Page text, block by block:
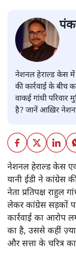
नेशनल हेराल्ड केस में
की कार्रवाई के बीच
वाकई गांधी परिवार
है? जानें आख़िर
नेशनल हेराल्ड केस एक
यानी ईडी ने कांग्रेस
नेता प्रतिपक्ष राहुल
लेकर कांग्रेस सड़कों
कार्रवाई का आरोप
का है, उससे कहीं
और सत्ता के चरित्र